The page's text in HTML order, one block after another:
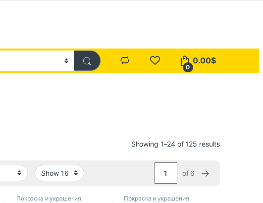
0
0.00$
Showing 1–24 of 125 results
of 6 →
Покраска и украшения Покраска и украшения